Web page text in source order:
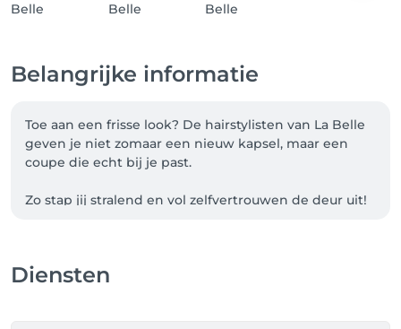
Belangrijke informatie
Toe aan een frisse look? De hairstylisten van La Belle
geven je niet zomaar een nieuw kapsel, maar een
coupe die echt bij je past.
Zo stap jij stralend en vol zelfvertrouwen de deur uit!
favoriete stylist, een datum en tijdstip en je afspraak
Diensten